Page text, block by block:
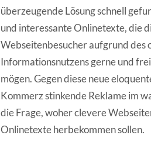
überzeugende Lösung schnell
und interessante Onlinetexte, die
Webseitenbesucher aufgrund des
Informationsnutzens gerne und
mögen. Gegen diese neue
Kommerz stinkende Reklame im
die Frage, woher clevere
Onlinetexte herbekommen sollen.